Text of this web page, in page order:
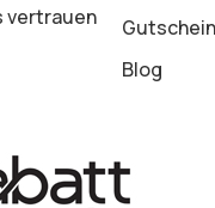
vertrauen
Blog